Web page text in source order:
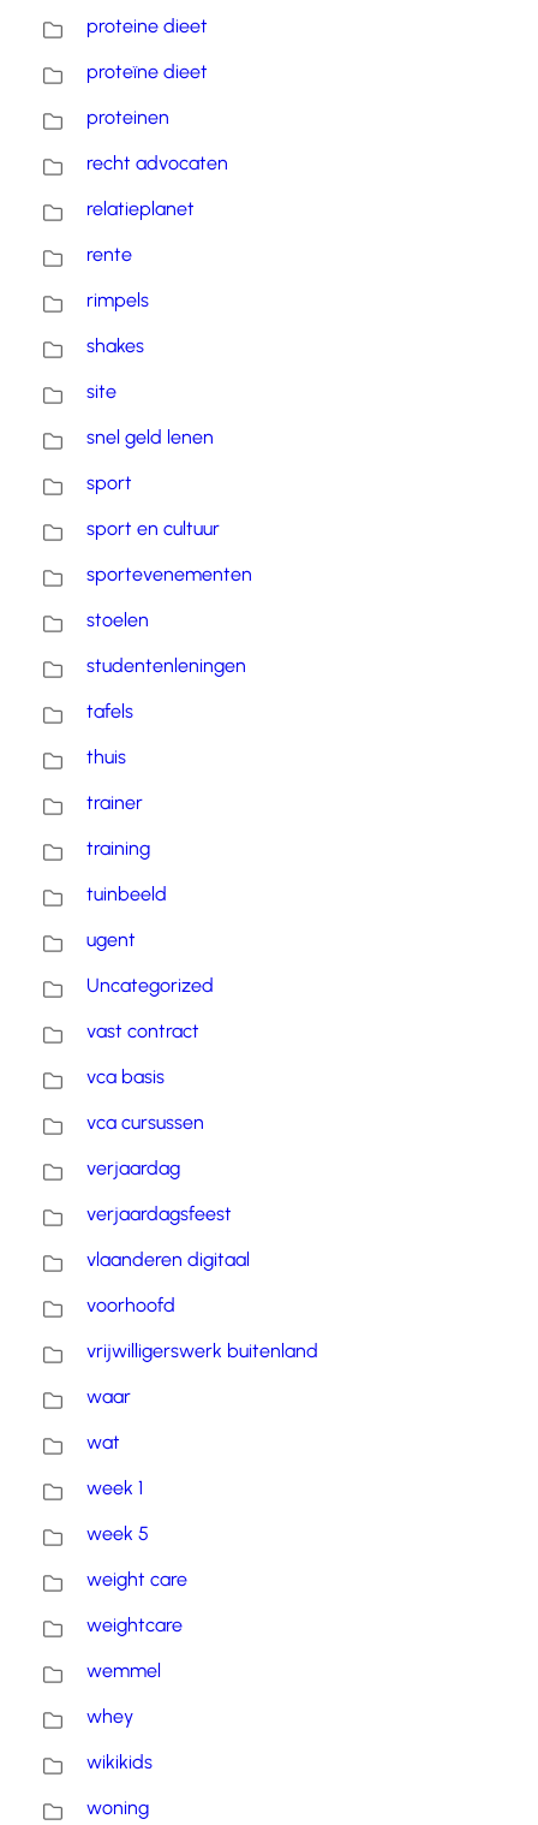
proteine dieet
proteïne dieet
proteinen
recht advocaten
relatieplanet
rente
rimpels
shakes
site
snel geld lenen
sport
sport en cultuur
sportevenementen
stoelen
studentenleningen
tafels
thuis
trainer
training
tuinbeeld
ugent
Uncategorized
vast contract
vca basis
vca cursussen
verjaardag
verjaardagsfeest
vlaanderen digitaal
voorhoofd
vrijwilligerswerk buitenland
waar
wat
week 1
week 5
weight care
weightcare
wemmel
whey
wikikids
woning